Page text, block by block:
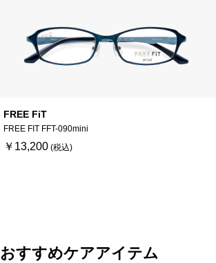
FREE FiT
FREE FIT FFT-090mini
￥13,200
おすすめケアアイテム